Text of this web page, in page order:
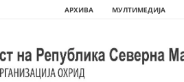
АРХИВА МУЛТИМЕДИЈА